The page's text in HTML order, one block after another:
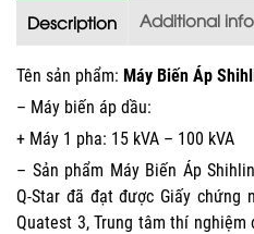
Description Additional
Tên sản phẩm: Máy Biến Áp
– Máy biến áp dầu:
+ Máy 1 pha: 15 kVA – 100 kVA
– Sản phẩm Máy Biến Áp
Q-Star đã đạt được Giấy chứng
Quatest 3, Trung tâm thí